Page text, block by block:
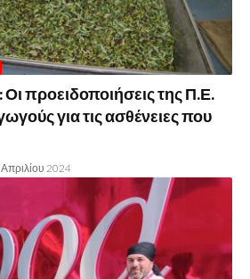
προειδοποιήσεις της Π.Ε.
για τις ασθένειες που
2024